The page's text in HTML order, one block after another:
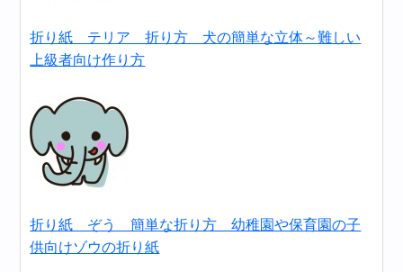
折り紙 テリア 折り方 犬の簡単な立体～難しい
上級者向け作り方
折り紙 ぞう 簡単な折り方 幼稚園や保育園の子
供向けゾウの折り紙